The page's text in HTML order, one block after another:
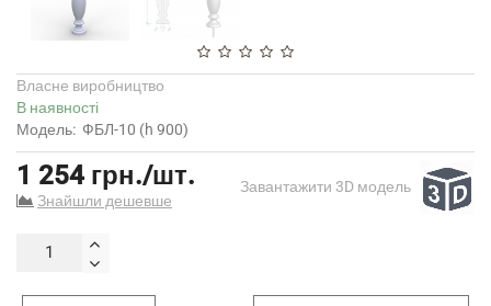
Власне виробництво
В наявності
Модель: ФБЛ-10 (h 900)
1 254 грн./шт.
Знайшли дешевше
Завантажити 3D модель